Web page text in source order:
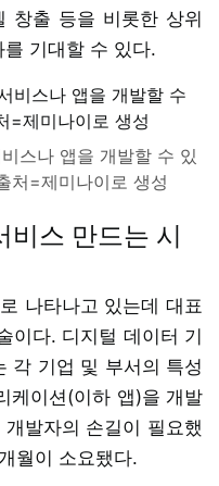
창출 등을 비롯한 상위
기대할 수 있다.
스나 앱을 개발할 수 있
처=제미나이로 생성
비스 만드는 시
나타나고 있는데 대표
이다. 디지털 데이터 기
각 기업 및 부서의 특성
케이션(이하 앱)을 개발
발자의 손길이 필요했
월이 소요됐다.